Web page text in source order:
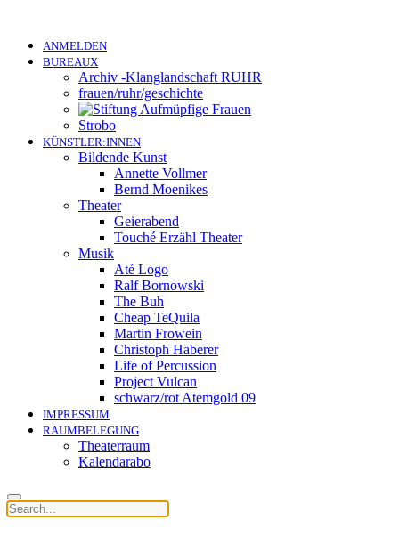
ANMELDEN
BUREAUX
Archiv -Klanglandschaft RUHR
frauen/ruhr/geschichte
Strobo
KÜNSTLER:INNEN
Bildende Kunst
Annette Vollmer
Bernd Moenikes
Theater
Geierabend
Touché Erzähl Theater
Musik
Até Logo
Ralf Bornowski
The Buh
Cheap TeQuila
Martin Frowein
Christoph Haberer
Life of Percussion
Project Vulcan
schwarz/rot Atemgold 09
IMPRESSUM
RAUMBELEGUNG
Theaterraum
Kalendarabo